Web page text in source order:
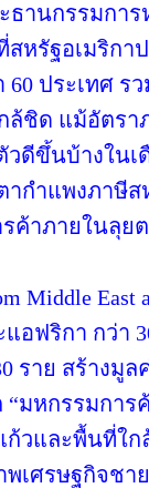
านกรรมการ
หรัฐอเมริกา
ประเทศ ร
ชิด แม้อัตรา
ดีขึ้นบ้างในเ
กำแพงภาษีส
รค้าภายในลุ
Middle
ฟริกา กว่า
ราย สร้างมูล
มหกรรมการ
วและพื้นที่ใก
เศรษฐกิจช